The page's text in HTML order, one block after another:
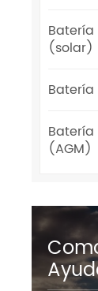
(solar)
(AGM)